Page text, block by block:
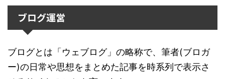
ブログ運営
ブログとは「ウェブログ」の略称で、筆者(ブロガ
ー)の日常や思想をまとめた記事を時系列で表示さ